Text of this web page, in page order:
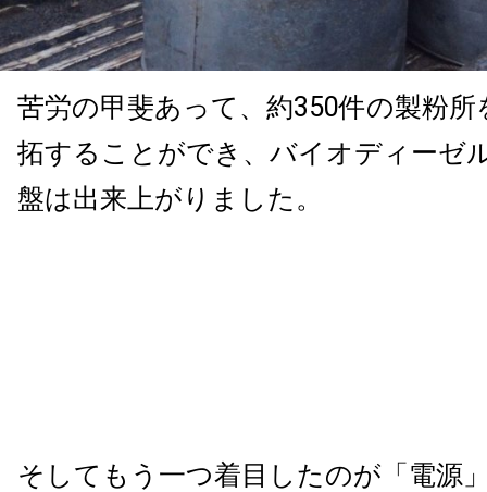
苦労の甲斐あって、約350件の製粉所
拓することができ、バイオディーゼ
盤は出来上がりました。
そしてもう一つ着目したのが「電源